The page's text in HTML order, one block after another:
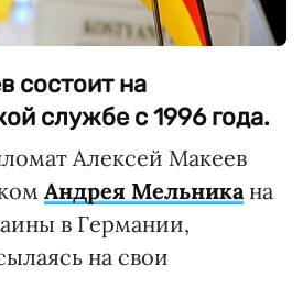
состоит на
службе с 1996 года.
Алексей Макеев
Андрея Мельника на
в Германии,
на свои